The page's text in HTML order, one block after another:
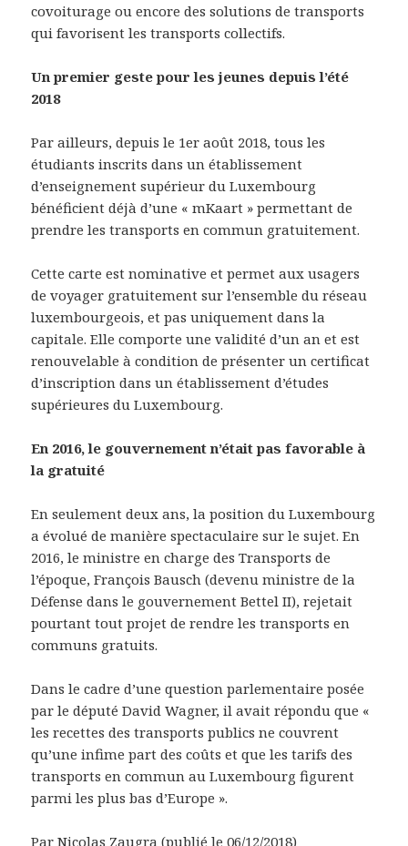
covoiturage ou encore des solutions de transports
qui favorisent les transports collectifs.
Un premier geste pour les jeunes depuis l’été
2018
Par ailleurs, depuis le 1er août 2018, tous les
étudiants inscrits dans un établissement
d’enseignement supérieur du Luxembourg
bénéficient déjà d’une « mKaart » permettant de
prendre les transports en commun gratuitement.
Cette carte est nominative et permet aux usagers
de voyager gratuitement sur l’ensemble du réseau
luxembourgeois, et pas uniquement dans la
capitale. Elle comporte une validité d’un an et est
renouvelable à condition de présenter un certificat
d’inscription dans un établissement d’études
supérieures du Luxembourg.
En 2016, le gouvernement n’était pas favorable à
la gratuité
En seulement deux ans, la position du Luxembourg
a évolué de manière spectaculaire sur le sujet. En
2016, le ministre en charge des Transports de
l’époque, François Bausch (devenu ministre de la
Défense dans le gouvernement Bettel II), rejetait
pourtant tout projet de rendre les transports en
communs gratuits.
Dans le cadre d’une question parlementaire posée
par le député David Wagner, il avait répondu que «
les recettes des transports publics ne couvrent
qu’une infime part des coûts et que les tarifs des
transports en commun au Luxembourg figurent
parmi les plus bas d’Europe ».
Par Nicolas Zaugra (publié le 06/12/2018)